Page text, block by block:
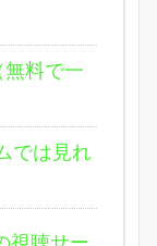
料で一
では見れ